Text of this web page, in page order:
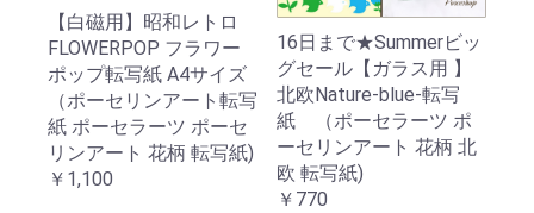
【白磁用】昭和レトロ
FLOWERPOP フラワー
ポップ転写紙 A4サイズ
（ポーセリンアート転写
紙 ポーセラーツ ポーセ
リンアート 花柄 転写紙)
￥1,100
16日まで★Summerビッ
グセール【ガラス用 】
北欧Nature-blue-転写
紙 （ポーセラーツ ポ
ーセリンアート 花柄 北
欧 転写紙)
￥770